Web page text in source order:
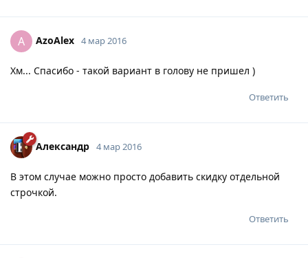
A AzoAlex 4 мар 2016
Хм... Спасибо - такой вариант в голову не пришел )
Ответить
Александр 4 мар 2016
В этом случае можно просто добавить скидку отдельной
строчкой.
Ответить